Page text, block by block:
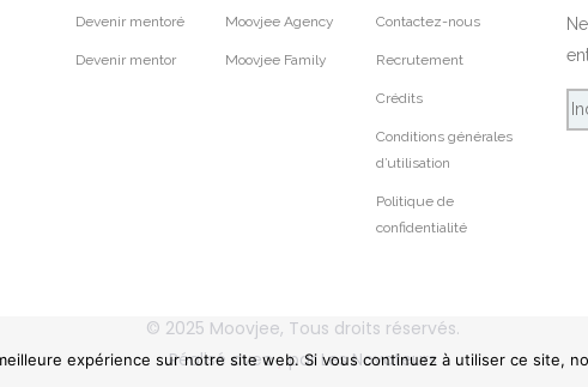
Devenir mentoré
Devenir mentor
Moovjee Agency
Moovjee Family
Contactez-nous
Recrutement
Crédits
Conditions générales
d’utilisation
Politique de
confidentialité
© 2025 Moovjee, Tous droits réservés.
Réalisé avec par Les Novateurs
expérience sur notre site web. Si vous continuez à utiliser ce site,